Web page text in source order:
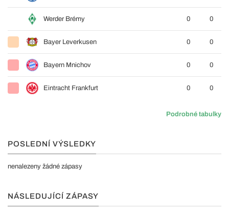
Werder Brémy 0 0
Bayer Leverkusen 0 0
Bayern Mnichov 0 0
Eintracht Frankfurt 0 0
Podrobné tabulky
POSLEDNÍ VÝSLEDKY
nenalezeny žádné zápasy
NÁSLEDUJÍCÍ ZÁPASY